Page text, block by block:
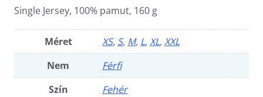
Single Jersey, 100% pamut, 160 g
Méret XS, S, M, L,XL,XXL
Nem
Férfi
Szín
Fehér